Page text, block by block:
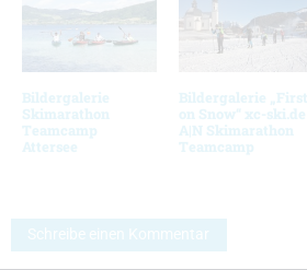
Bildergalerie
Skimarathon
Teamcamp
Attersee
Bildergalerie „First
on Snow“ xc-ski.de
A|N Skimarathon
Teamcamp
Schreibe einen Kommentar